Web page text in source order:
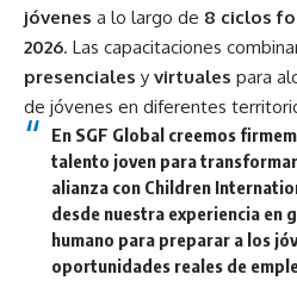
jóvenes a lo largo de 8 ciclos
2026. Las capacitaciones
presenciales y virtuales para
de jóvenes en diferentes
En SGF Global creemos
talento joven para
alianza con Children
desde nuestra experiencia en
humano para preparar a los
oportunidades reales de